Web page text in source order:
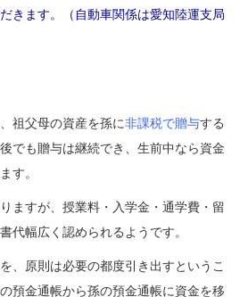
きます。（自動車関係は愛知陸運支局
祖父母の資産を孫に非課税で贈与する
でも贈与は継続でき、生前中なら資金
す。
ますが、授業料・入学金・通学費・留
代幅広く認められるようです。
、原則は必要の都度引き出すというこ
預金通帳から孫の預金通帳に資金を移